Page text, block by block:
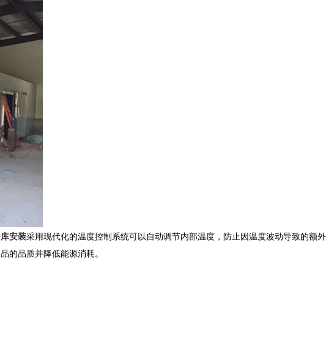
安装采用现代化的温度控制系统可以自动调节内部温度，防止因温度波动导致的额外
的品质并降低能源消耗。